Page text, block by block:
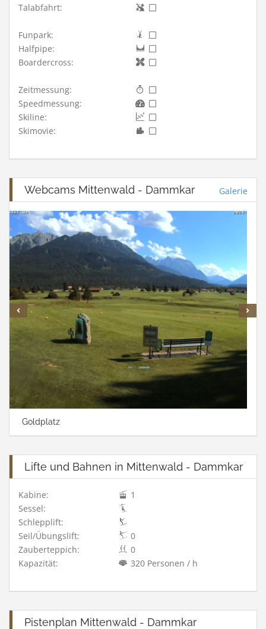
Talabfahrt:
Funpark:
Halfpipe:
Boardercross:
Zeitmessung:
Speedmessung:
Skiline:
Skimovie:
Webcams Mittenwald - Dammkar Galerie
Goldplatz
Lifte und Bahnen in Mittenwald - Dammkar
Kabine:
1
Sessel:
Schlepplift:
Seil/Übungslift:
0
Zauberteppich:
0
Kapazität:
320 Personen / h
Pistenplan Mittenwald - Dammkar